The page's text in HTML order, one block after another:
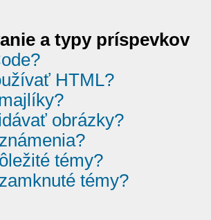
a typy príspevkov
HTML?
obrázky?
témy?
témy?